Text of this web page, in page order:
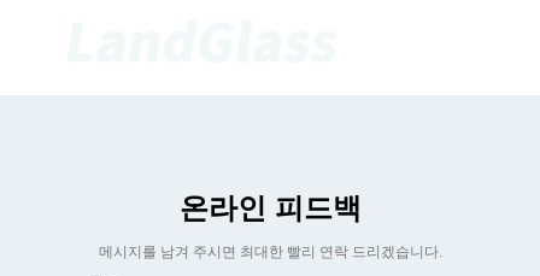
온라인 피드백
메시지를 남겨 주시면 최대한 빨리 연락 드리겠습니다.